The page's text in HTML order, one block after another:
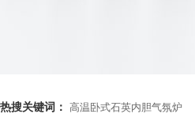
热搜关键词： 高温卧式石英内胆气氛炉